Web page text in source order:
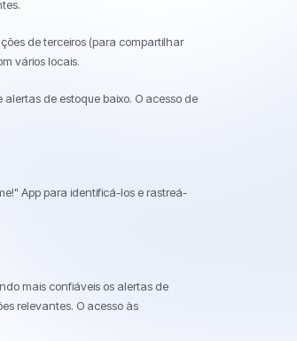
de terceiros (para compartilhar
vários locais.
de estoque baixo. O acesso de
App para identificá-los e rastreá-
mais confiáveis ​​os alertas de
relevantes. O acesso às